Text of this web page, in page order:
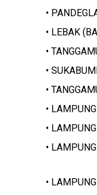
•
• LEBAK
•
•
•
•
•
•
•